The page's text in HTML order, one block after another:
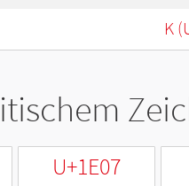
K
U+1E07